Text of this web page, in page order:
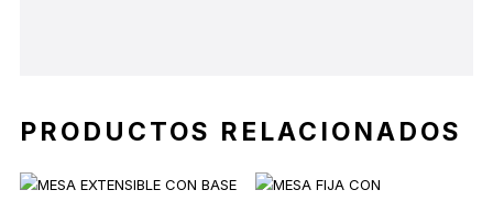
PRODUCTOS RELACIONADOS